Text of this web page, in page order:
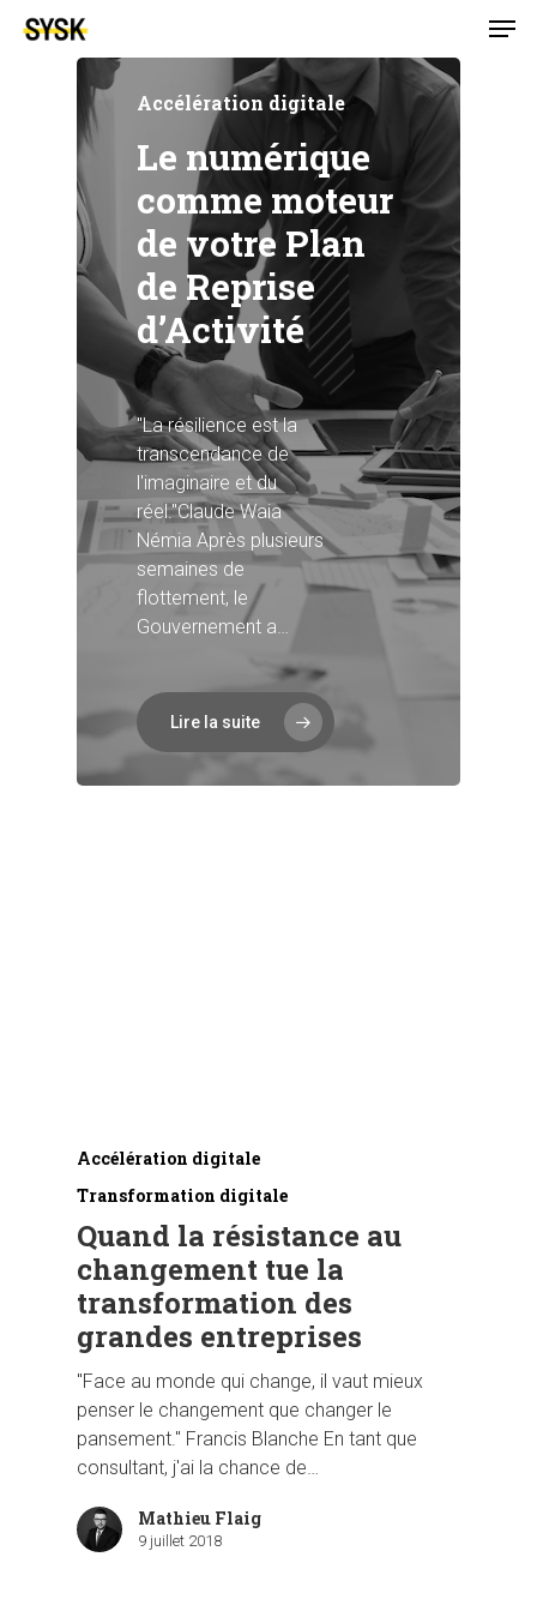
Accélération digitale
Le numérique
comme moteur
de votre Plan
de Reprise
d’Activité
"La résilience est la
transcendance de
l'imaginaire et du
réel."Claude Waia
Némia Après plusieurs
semaines de
flottement, le
Gouvernement a…
Lire la suite
Accélération digitale
Transformation digitale
Quand la résistance au
changement tue la
transformation des
grandes entreprises
"Face au monde qui change, il vaut mieux
penser le changement que changer le
pansement." Francis Blanche En tant que
consultant, j'ai la chance de…
Mathieu Flaig
9 juillet 2018